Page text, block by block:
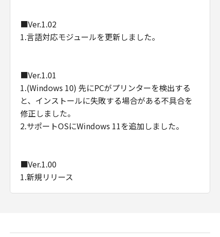
■Ver.1.02
1.言語対応モジュールを更新しました。
■Ver.1.01
1.(Windows 10) 先にPCがプリンターを検出する
と、インストールに失敗する場合がある不具合を
修正しました。
2.サポートOSにWindows 11を追加しました。
■Ver.1.00
1.新規リリース